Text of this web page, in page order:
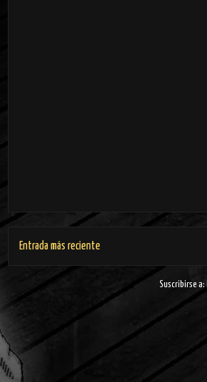
Entrada más reciente
Suscribirse a: